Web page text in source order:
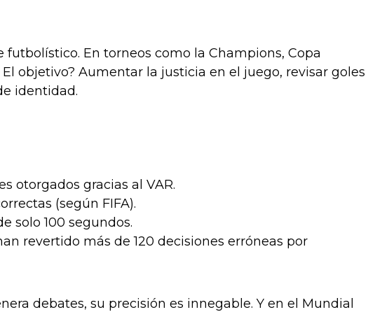
En torneos como la Champions, Copa
objetivo? Aumentar la justicia en el juego, revisar goles
identidad.
otorgados gracias al VAR.
(según FIFA).
solo 100 segundos.
revertido más de 120 decisiones erróneas por
debates, su precisión es innegable. Y en el Mundial